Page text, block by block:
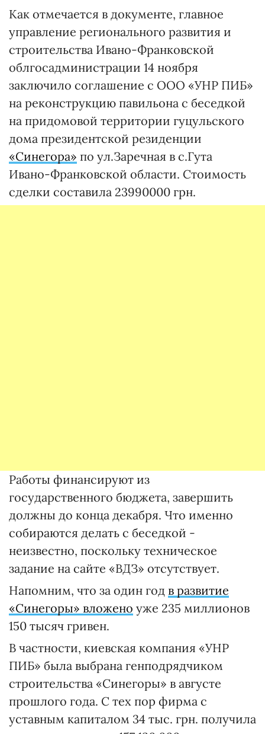
Как отмечается в документе, главное
управление регионального развития и
строительства Ивано-Франковской
облгосадминистрации 14 ноября
заключило соглашение с ООО «УНР ПИБ»
на реконструкцию павильона с беседкой
на придомовой территории гуцульского
дома президентской резиденции
«Синегора» по ул.Заречная в с.Гута
Ивано-Франковской области. Стоимость
сделки составила 23990000 грн.
Работы финансируют из
государственного бюджета, завершить
должны до конца декабря. Что именно
собираются делать с беседкой -
неизвестно, поскольку техническое
задание на сайте «ВДЗ» отсутствует.
Напомним, что за один год в развитие
«Синегоры» вложено уже 235 миллионов
150 тысяч гривен.
В частности, киевская компания «УНР
ПИБ» была выбрана генподрядчиком
строительства «Синегоры» в августе
прошлого года. С тех пор фирма с
уставным капиталом 34 тыс. грн. получила